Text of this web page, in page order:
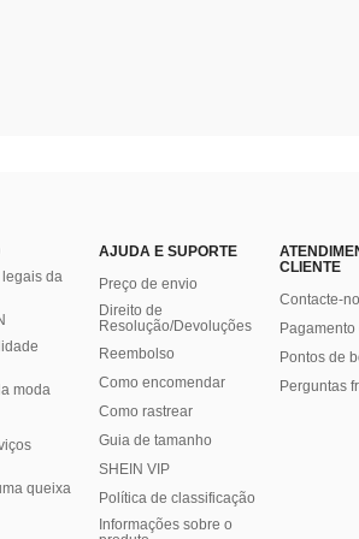
legais da
moda
queixa
AJUDA E SUPORTE
Preço de envio
Direito de
Resolução/Devoluções
Reembolso
Como encomendar
Como rastrear
Guia de tamanho
SHEIN VIP
Política de classificação
​Informações sobre o
CLIENTE
Contacte-
Pontos de
Perguntas